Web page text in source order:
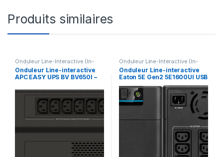
Produits similaires
Onduleur Line-Interactive (In-
Line)
Onduleur Line-interactive
APC EASY UPS BV BV650I –
Onduleur Line-Interactive (In-
Line)
Onduleur Line-interactive
Eaton 5E Gen2 5E1600UI USB
– 900 W / 1600 VA – 6 prises
C13